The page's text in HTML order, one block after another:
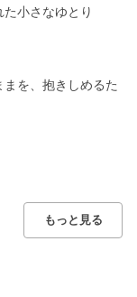
小さなゆとり
まを、抱きしめるた
もっと見る